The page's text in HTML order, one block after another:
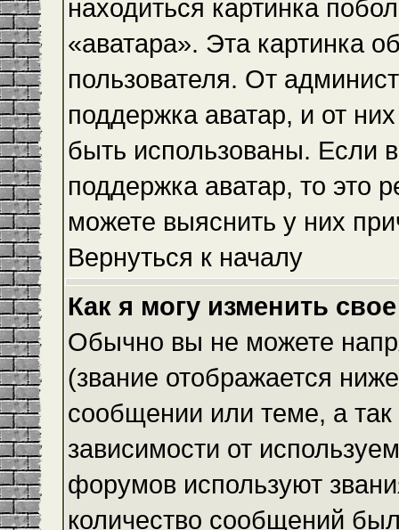
находиться картинка
«аватара». Эта картинка
пользователя. От
поддержка аватар, и от
быть использованы. Если
поддержка аватар, то это
можете выяснить у них
Вернуться к началу
Как я могу изменить
Обычно вы не можете
(звание отображается
сообщении или теме, а
зависимости от
форумов используют
количество сообщений